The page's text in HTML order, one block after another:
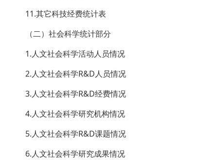
11.其它科技经费统计表
（二）社会科学统计部分
1.人文社会科学活动人员情况
2.人文社会科学R&D人员情况
3.人文社会科学R&D经费情况
4.人文社会科学研究机构情况
5.人文社会科学R&D课题情况
6.人文社会科学研究成果情况